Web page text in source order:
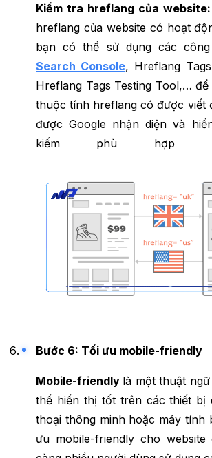
Kiểm tra hreflang của website:
hreflang của website có hoạt
bạn có thể sử dụng các
Search Console, Hreflang
Hreflang Tags Testing Tool,…
thuộc tính hreflang có được viết
được Google nhận diện và
kiếm phù hợp
Bước 6: Tối ưu mobile-friendly
Mobile-friendly là một thuật
thể hiển thị tốt trên các thiết bị
thoại thông minh hoặc máy tính
ưu mobile-friendly cho